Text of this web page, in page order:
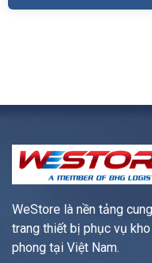
WeStore là nền tảng
trang thiết bị phục vụ
phong tại Việt Nam.